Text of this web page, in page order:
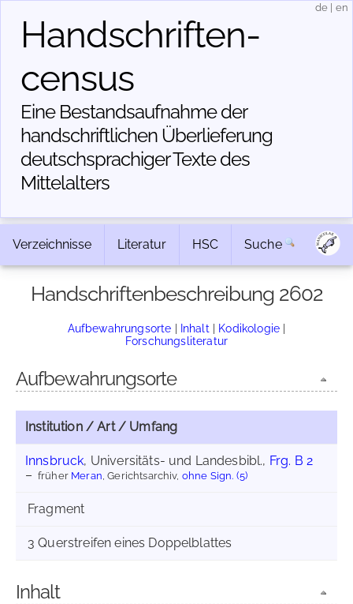
Handschriften­
census
Eine Bestandsaufnahme der
handschriftlichen Über­lieferung
deutschsprachiger Texte des
Mittelalters
de en
Verzeichnisse Literatur HSC Suche
Handschriftenbeschreibung 2602
Aufbewahrungsorte | Inhalt | Kodikologie |
Forschungsliteratur
Aufbewahrungsorte
Institution / Art / Umfang
Innsbruck, Universitäts- und Landesbibl., Frg. B 2
früher Meran , Gerichtsarchiv, ohne Sign. (5)
Fragment
3 Querstreifen eines Doppelblattes
Inhalt